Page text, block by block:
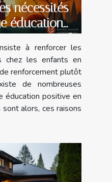
nécessités
éducation
que parent ?
à renforcer les
chez les enfants en
renforcement plutôt
de nombreuses
éducation positive en
alors, ces raisons